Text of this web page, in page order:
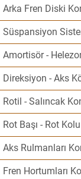
Arka Fren Diski
Süspansiyon
Amortisör -
Direksiyon - Aks
Rotil - Salıncak
Rot Başı - Rot
Aks Rulmanları
Fren Hortumları